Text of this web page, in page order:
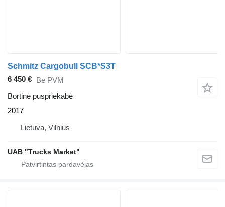
Schmitz Cargobull SCB*S3T
6 450 € Be PVM
Bortinė puspriekabė
2017
Lietuva, Vilnius
UAB "Trucks Market"